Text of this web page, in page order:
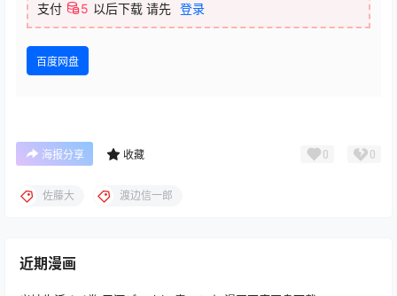
支付 5 以后下载 请先 登录
百度网盘
海报分享 收藏 0 0
佐藤大 渡边信一郎
近期漫画